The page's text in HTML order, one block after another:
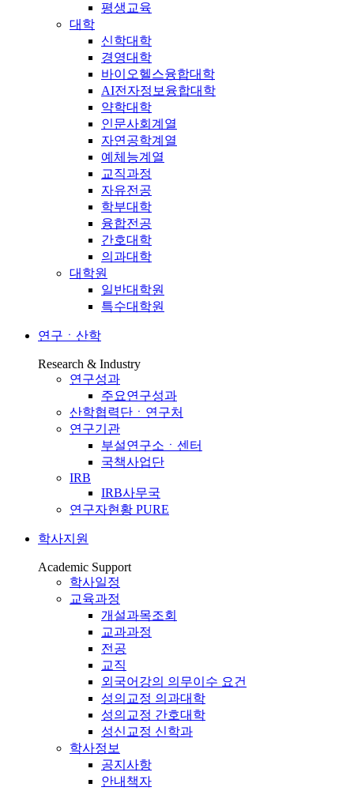
평생교육
대학
신학대학
경영대학
바이오헬스융합대학
AI전자정보융합대학
약학대학
인문사회계열
자연공학계열
예체능계열
교직과정
자유전공
학부대학
융합전공
간호대학
의과대학
대학원
일반대학원
특수대학원
연구ㆍ산학
Research & Industry
연구성과
주요연구성과
산학협력단ㆍ연구처
연구기관
부설연구소ㆍ센터
국책사업단
IRB
IRB사무국
연구자현황 PURE
학사지원
Academic Support
학사일정
교육과정
개설과목조회
교과과정
전공
교직
외국어강의 의무이수 요건
성의교정 의과대학
성의교정 간호대학
성신교정 신학과
학사정보
공지사항
안내책자